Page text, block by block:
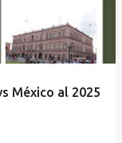
México al 2025